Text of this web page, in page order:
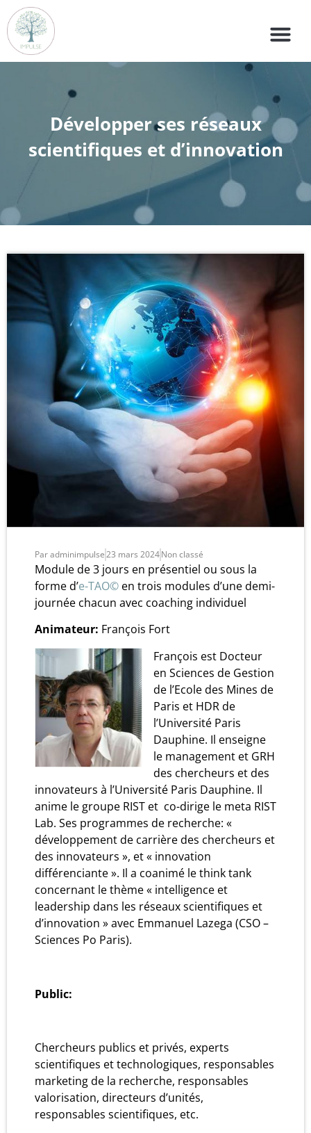
Développer ses réseaux
scientifiques et d’innovation
Paradminimpulse23 mars 2024Non classé
Module de 3 jours en présentiel ou sous la
forme d’e-TAO© en trois modules d’une demi-
journée chacun avec coaching individuel
Animateur: François Fort
François est Docteur
en Sciences de Gestion
de l’Ecole des Mines de
Paris et HDR de
l’Université Paris
Dauphine. Il enseigne
le management et GRH
des chercheurs et des
innovateurs à l’Université Paris Dauphine. Il
anime le groupe RIST et co-dirige le meta RIST
Lab. Ses programmes de recherche: «
développement de carrière des chercheurs et
des innovateurs », et « innovation
différenciante ». Il a coanimé le think tank
concernant le thème « intelligence et
leadership dans les réseaux scientifiques et
d’innovation » avec Emmanuel Lazega (CSO –
Sciences Po Paris).
Public:
Chercheurs publics et privés, experts
scientifiques et technologiques, responsables
marketing de la recherche, responsables
valorisation, directeurs d’unités,
responsables scientifiques, etc.